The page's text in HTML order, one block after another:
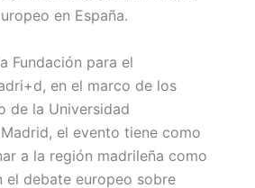
en España.
Fundación para el
en el marco de los
de la Universidad
el evento tiene como
a la región madrileña como
el debate europeo sobre